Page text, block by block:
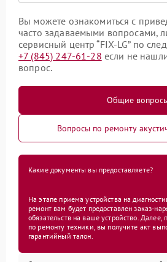
Вы можете ознакомиться с
часто задаваемыми вопросами,
сервисный центр “FIX-LG” по
+7 (845) 247-61-28 если не
вопрос.
Общие
Вопросы по ремонту
Какие документы вы предоставляете?
На этапе приема устройства на
ремонт вам будет предоставлен заказ-
обязательств на ваше устройство. Далее,
по ремонту техники, вы получите акт
гарантийный талон.